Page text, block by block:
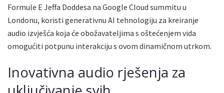
Formule E Jeffa Doddesa na Google Cloud summitu u
Londonu, koristi generativnu AI tehnologiju za kreiranje
audio izvješća koja će obožavateljima s oštećenjem vida
omogućiti potpunu interakciju s ovom dinamičnom utrkom.
Inovativna audio rješenja za